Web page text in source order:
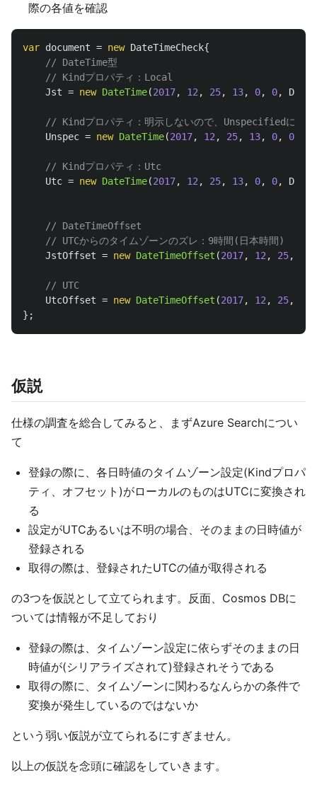
際の各値を確認
var document = new DateTimeCheck{
// DateTime型
// Kindプロパティ：Local
Jst = new DateTime(2017, 12 , 25, 13, 0, 0,
// Kindプロパティ：明示しないので、Unspecifiedになる
Unspec = new DateTime(2017, 12 , 25, 13, 0, 0
// Kindプロパティ：Utc
Utc = new DateTime(2017, 12 , 25, 13, 0, 0,
// DateTimeOffset
// UTCからのタイムゾーンのズレ：9時間(日本時間)
JstOffset = new DateTimeOffset (2017, 12 , 25,
// UTC
UtcOffset = new DateTimeOffset (2017, 12 , 25,
};
仮説
仕様の調査を総合してみると、まずAzure Searchについ
て
登録の際に、各日時値のタイムゾーン設定(Kindプロパ
ティ、オフセット)がローカルのものはUTCに変換され
る
設定がUTCあるいは不明の場合、そのままの日時値が
登録される
取得の際は、登録されたUTCの値が取得される
の3つを仮説として立てられます。反面、Cosmos DBに
ついては情報が不足しており
登録の際は、タイムゾーン設定に依らずそのままの日
時値が(シリアライズされて)登録されそうである
取得の際に、タイムゾーンに関わるなんらかの条件で
変換が発生しているのではないか
という弱い仮説が立てられるにすぎません。
以上の仮説を念頭に確認をしていきます。